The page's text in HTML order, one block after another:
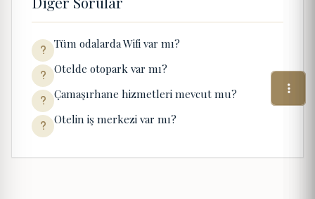
Tüm odalarda Wifi var mı?
Otelde otopark var mı?
Çamaşırhane hizmetleri mevcut mu?
Otelin iş merkezi var mı?